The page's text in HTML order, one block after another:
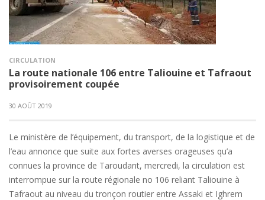
CIRCULATION
La route nationale 106 entre Taliouine et Tafraout
provisoirement coupée
30 AOÛT 2019
Le ministère de l’équipement, du transport, de la logistique et de
l’eau annonce que suite aux fortes averses orageuses qu’a
connues la province de Taroudant, mercredi, la circulation est
interrompue sur la route régionale no 106 reliant Taliouine à
Tafraout au niveau du tronçon routier entre Assaki et Ighrem